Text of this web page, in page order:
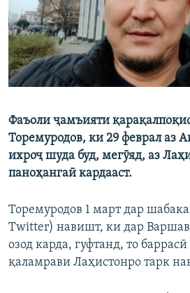
Фаъоли ҷамъияти
Торемуродов, ки 29 феврал аз
ихроҷ шуда буд, мегӯяд, аз
паноҳангаӣ кардааст.
Торемуродов 1 март дар
Twitter) навишт, ки дар
озод карда, гуфтанд, то
қаламрави Лаҳистонро тарк